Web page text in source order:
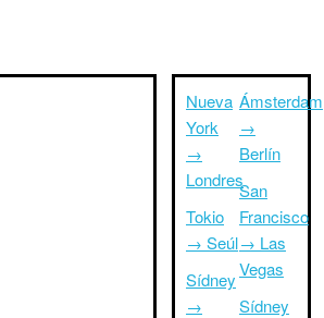
Nueva
York
→
Londres
Tokio
→ Seúl
Sídney
→
Ámsterdam
→
Berlín
San
Francisco
→ Las
Vegas
Sídney